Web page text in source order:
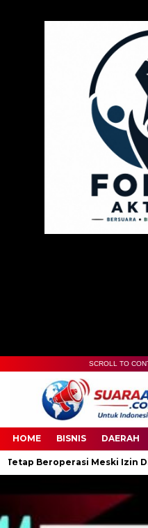
00:00
SCROLL TO
HOME BISNIS DAERAH
Meski Izin Dipersoalkan